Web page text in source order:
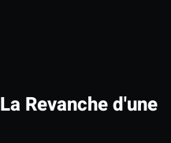
La Revanche d'une